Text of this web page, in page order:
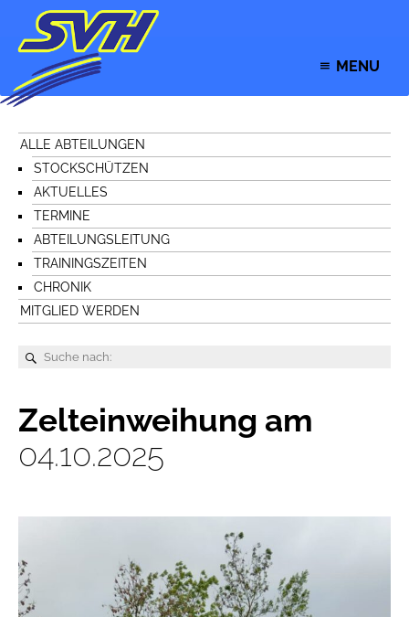
MENU
ALLE ABTEILUNGEN
STOCKSCHÜTZEN
AKTUELLES
TERMINE
ABTEILUNGSLEITUNG
TRAININGSZEITEN
CHRONIK
MITGLIED WERDEN
Zelteinweihung am
04.10.2025